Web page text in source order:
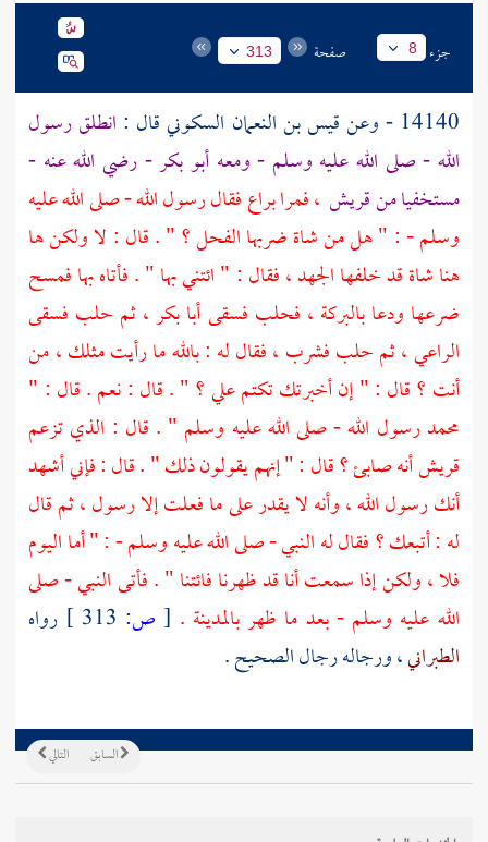
جزء 8 صفحة 313
14140 - وعن قيس بن النعمان السكونيقال : انطلق رسول
الله - صلى الله عليه وسلم - ومعهأبو بكر- رضي الله عنه -
مستخفيا منقريش ، فمرا براع فقال رسول الله - صلى الله عليه
وسلم - : " هل من شاة ضربها الفحل ؟ " . قال : لا ولكن ها
هنا شاة قد خلفها الجهد ، فقال : " ائتني بها " . فأتاه بها فمسح
ضرعها ودعا بالبركة ، فحلب فسقىأبا بكر، ثم حلب فسقى
الراعي ، ثم حلب فشرب ، فقال له : بالله ما رأيت مثلك ، من
أنت ؟ قال : " إن أخبرتك تكتم علي ؟ " . قال : نعم . قال : "
محمدرسول الله - صلى الله عليه وسلم " . قال : الذي تزعم
قريشأنه صابئ ؟ قال : " إنهم يقولون ذلك " . قال : فإني أشهد
أنك رسول الله ، وأنه لا يقدر على ما فعلت إلا رسول ، ثم قال
له : أتبعك ؟ فقال له النبي - صلى الله عليه وسلم - : " أما اليوم
فلا ، ولكن إذا سمعت أنا قد ظهرنا فائتنا " . فأتى النبي - صلى
الله عليه وسلم - بعد ما ظهربالمدينة .
[ ص:
رواه
الطبراني، ورجاله رجال الصحيح .
التالي السابق